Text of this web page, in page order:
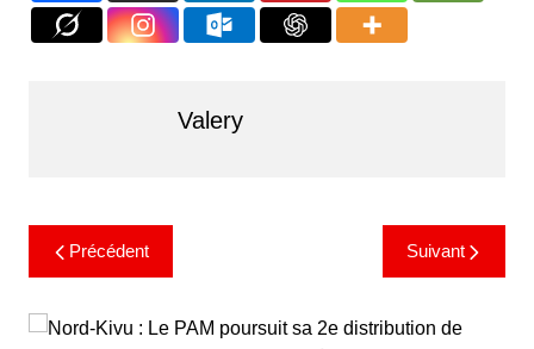
Valery
Précédent Suivant